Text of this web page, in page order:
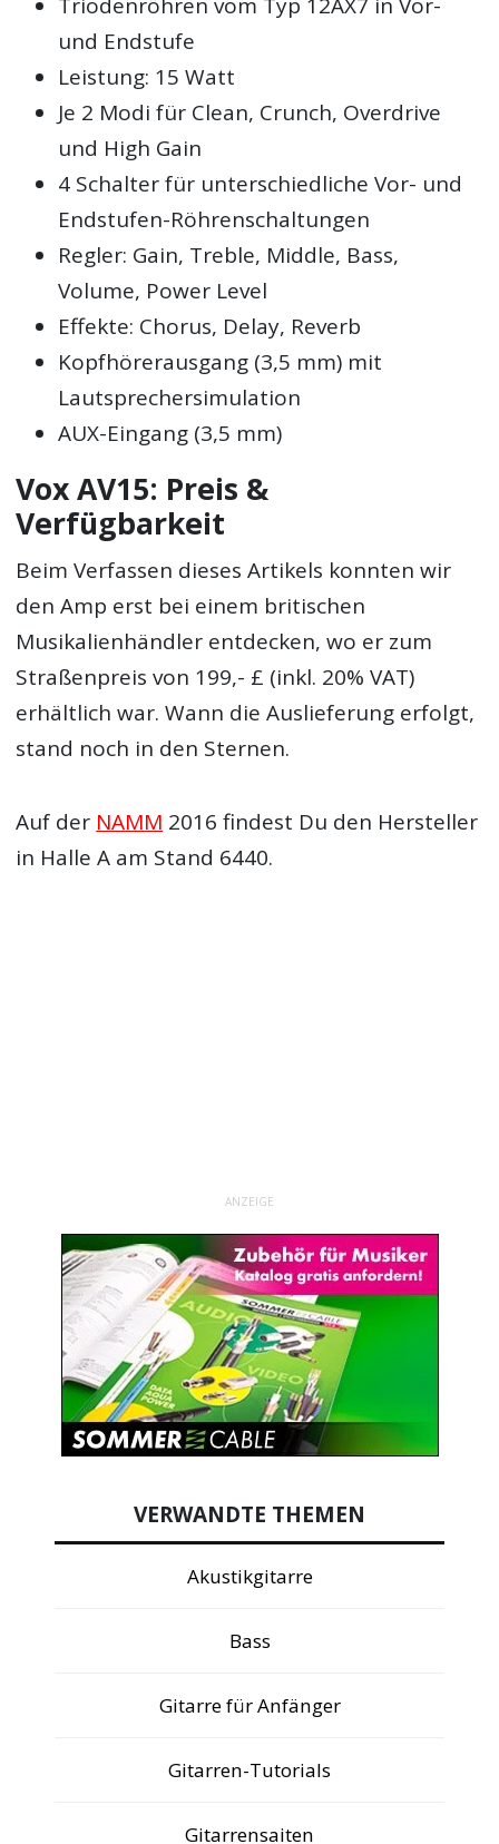
Triodenröhren vom Typ 12AX7 in Vor-
und Endstufe
Leistung: 15 Watt
Je 2 Modi für Clean, Crunch, Overdrive
und High Gain
4 Schalter für unterschiedliche Vor- und
Endstufen-Röhrenschaltungen
Regler: Gain, Treble, Middle, Bass,
Volume, Power Level
Effekte: Chorus, Delay, Reverb
Kopfhörerausgang (3,5 mm) mit
Lautsprechersimulation
AUX-Eingang (3,5 mm)
Vox AV15: Preis &
Verfügbarkeit
Beim Verfassen dieses Artikels konnten wir
den Amp erst bei einem britischen
Musikalienhändler entdecken, wo er zum
Straßenpreis von 199,- £ (inkl. 20% VAT)
erhältlich war. Wann die Auslieferung erfolgt,
stand noch in den Sternen.
Auf der NAMM 2016 findest Du den Hersteller
in Halle A am Stand 6440.
ANZEIGE
VERWANDTE THEMEN
Akustikgitarre
Bass
Gitarre für Anfänger
Gitarren-Tutorials
Gitarrensaiten